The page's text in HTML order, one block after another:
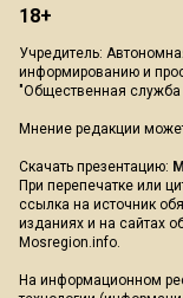
18+
Учредитель:
информированию и
"Общественная служба
Мнение редакции
Скачать презентацию:
При перепечатке или
ссылка на источник
изданиях и на сайтах
Mosregion.info.
На информационном